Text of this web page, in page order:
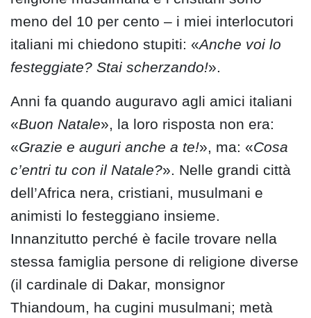
meno del 10 per cento – i miei interlocutori
italiani mi chiedono stupiti: «Anche voi lo
festeggiate? Stai scherzando!».
Anni fa quando auguravo agli amici italiani
«Buon Natale», la loro risposta non era:
«Grazie e auguri anche a te!», ma: «Cosa
c’entri tu con il Natale?». Nelle grandi città
dell’Africa nera, cristiani, musulmani e
animisti lo festeggiano insieme.
Innanzitutto perché è facile trovare nella
stessa famiglia persone di religione diverse
(il cardinale di Dakar, monsignor
Thiandoum, ha cugini musulmani; metà